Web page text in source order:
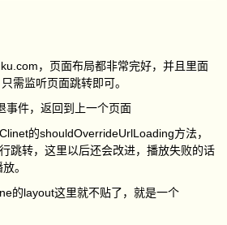
，页面布局都非常完好，并且里面
需监听页面跳转即可。
事件，返回到上一个页面
的shouldOverrideUrlLoading方法，
跳转，这里以后还会改进，播放失败的话
。
的layout这里就不贴了，就是一个